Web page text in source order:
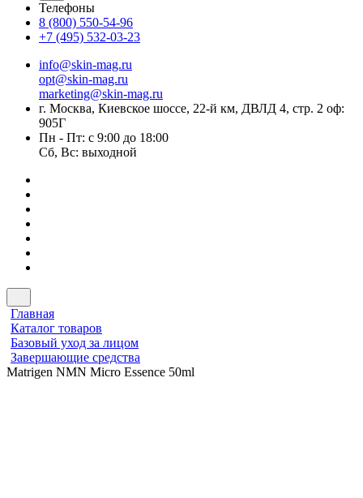
Телефоны
8 (800) 550-54-96
+7 (495) 532-03-23
info@skin-mag.ru
opt@skin-mag.ru
marketing@skin-mag.ru
г. Москва, Киевское шоссе, 22-й км, ДВЛД 4, стр. 2 оф:
905Г
Пн - Пт: с 9:00 до 18:00
Сб, Вс: выходной
Главная
Каталог товаров
Базовый уход за лицом
Завершающие средства
Matrigen NMN Micro Essence 50ml